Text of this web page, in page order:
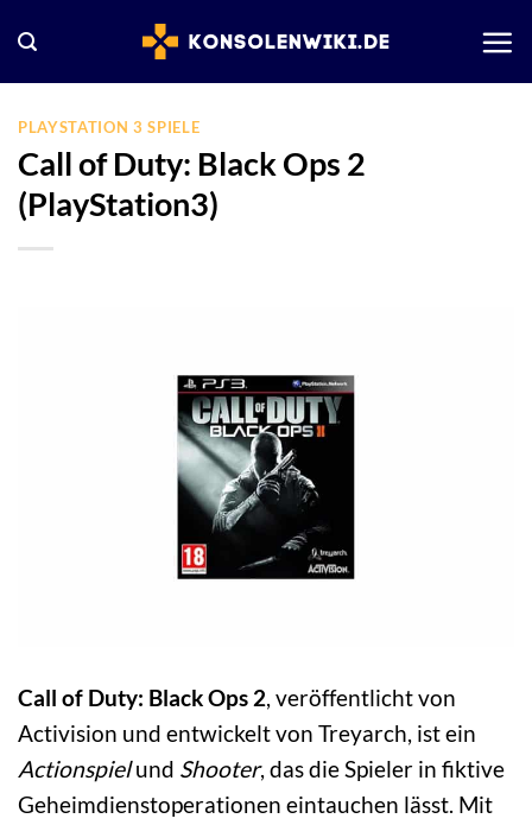
Inhalt
springen
PLAYSTATION 3 SPIELE
Call of Duty: Black Ops 2
(PlayStation3)
Call of Duty: Black Ops 2, veröffentlicht von
Activision und entwickelt von Treyarch, ist ein
Actionspielund Shooter, das die Spieler in fiktive
Geheimdienstoperationen eintauchen lässt. Mit